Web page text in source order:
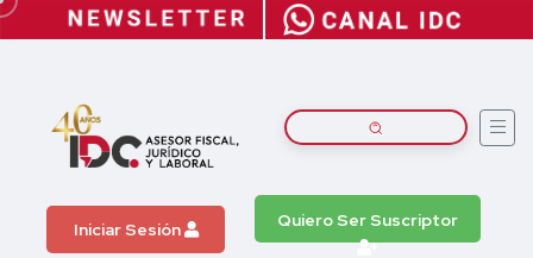
Iniciar Sesión Quiero Ser Suscriptor